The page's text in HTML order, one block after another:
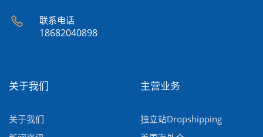
联系电话
18682040898
关于我们
关于我们
主营业务
独立站Dropshipping